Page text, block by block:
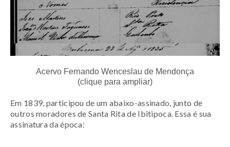
Acervo Fernando Wenceslau de Mendonça
(clique para ampliar)
Em 1839, participou de um abaixo-assinado, junto de
outros moradores de Santa Rita de Ibitipoca. Essa é sua
assinatura da época: